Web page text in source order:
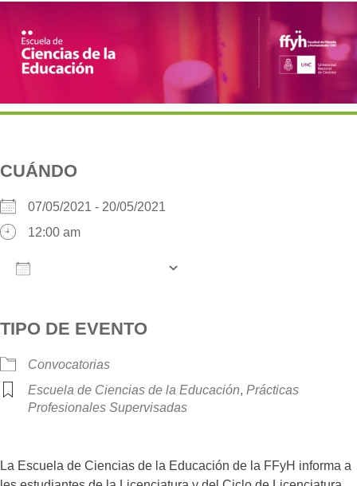
CUÁNDO
07/05/2021 - 20/05/2021
12:00 am
TIPO DE EVENTO
Convocatorias
Escuela de Ciencias de la Educación, Prácticas
Profesionales Supervisadas
La Escuela de Ciencias de la Educación de la FFyH informa a